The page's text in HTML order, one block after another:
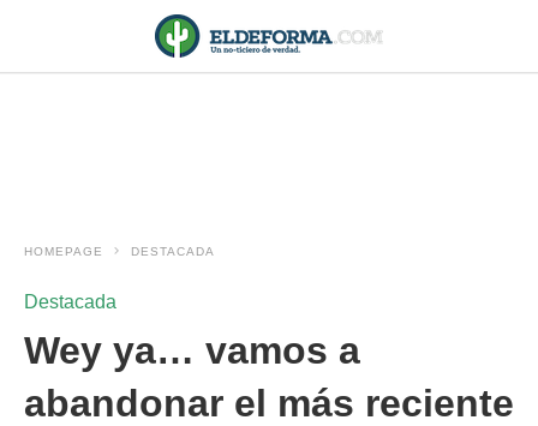
HOMEPAGE DESTACADA
Destacada
Wey ya… vamos a
abandonar el más reciente